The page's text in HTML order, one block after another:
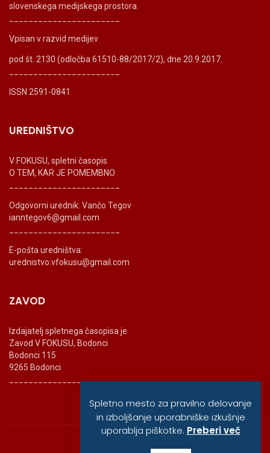
slovenskega medijskega prostora.
Vpisan v razvid medijev
pod št. 2130 (odločba 61510-88/2017/2), dne 20.9.2017.
ISSN 2591-0841
UREDNIŠTVO
V FOKUSU, spletni časopis
O TEM, KAR JE POMEMBNO
Odgovorni urednik: Vančo Tegov
ianntegov6@gmail.com
E-pošta uredništva:
urednistvo.vfokusu@gmail.com
ZAVOD
Izdajatelj spletnega časopisa je
Zavod V FOKUSU, Bodonci
Bodonci 115
9265 Bodonci
_______________________
© vfokusu, 2020
Spletno mesto za pravilno delovanje
in izboljšanje uporabniške izkušnje
uporablja piškotke. Preberi več